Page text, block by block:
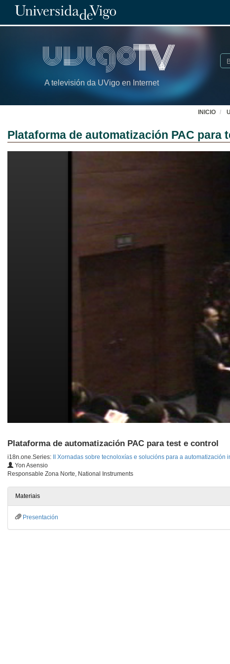
A televisión da UVigo en Internet
INICIO
Plataforma de automatización PAC para
Plataforma de automatización PAC para test e control
i18n.one.Series:
II Xornadas sobre tecnoloxías e solucións para a automatización
Yon Asensio
Responsable Zona Norte, National Instruments
Materiais
Presentación